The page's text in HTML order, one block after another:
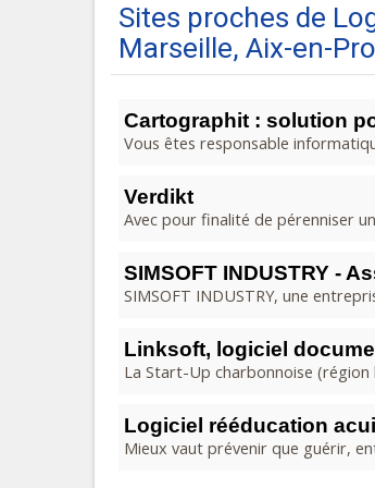
Sites proches de
Marseille, Aix-en-
Cartographit : solution
Vous êtes responsable
Verdikt
Avec pour finalité de pérenniser
SIMSOFT INDUSTRY -
SIMSOFT INDUSTRY, une
Linksoft, logiciel
La Start-Up charbonnoise (région
Logiciel rééducation
Mieux vaut prévenir que guérir,